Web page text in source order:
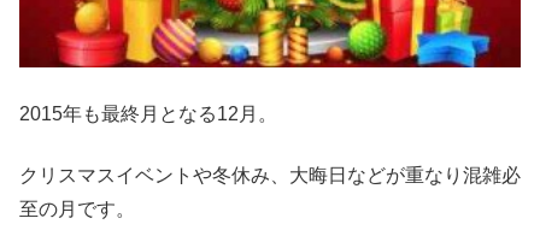
2015年も最終月となる12月。
クリスマスイベントや冬休み、大晦日などが重なり混雑必
至の月です。